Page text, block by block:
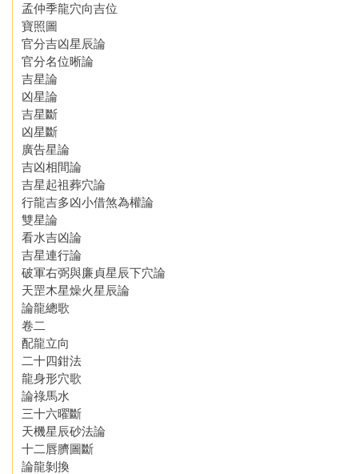
孟仲季龍穴向吉位
寶照圖
官分吉凶星辰論
官分名位晰論
吉星論
凶星論
吉星斷
凶星斷
廣告星論
吉凶相間論
吉星起祖葬穴論
行龍吉多凶小借煞為權論
雙星論
看水吉凶論
吉星連行論
破軍右弼與廉貞星辰下穴論
天罡木星燥火星辰論
論龍總歌
卷二
配龍立向
二十四鉗法
龍身形穴歌
論祿馬水
三十六曜斷
天機星辰砂法論
十二唇臍圖斷
論龍剝換